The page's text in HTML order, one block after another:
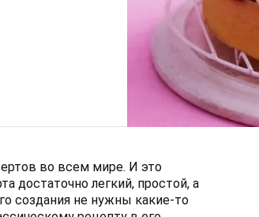
во всем мире. И это
достаточно легкий, простой, а
создания не нужны какие-то